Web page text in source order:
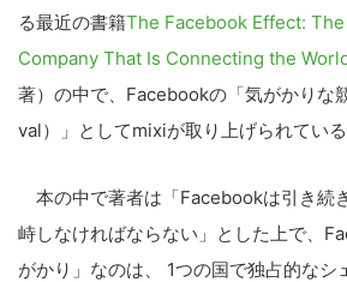
る最近の書籍The Facebook Effect:
Company That Is Connecting the
著）の中で、Facebookの「気がかり
val）」としてmixiが取り上げられている
本の中で著者は「Facebookは引き続
峙しなければならない」とした上で、
がかり」なのは、 1つの国で独占的なシ